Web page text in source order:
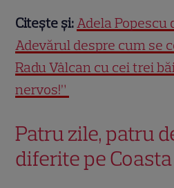
Citește și:Adela Popescu
Adevărul despre cum se
Radu Vâlcan cu cei trei
nervos!”
Patru zile, patru
diferite pe